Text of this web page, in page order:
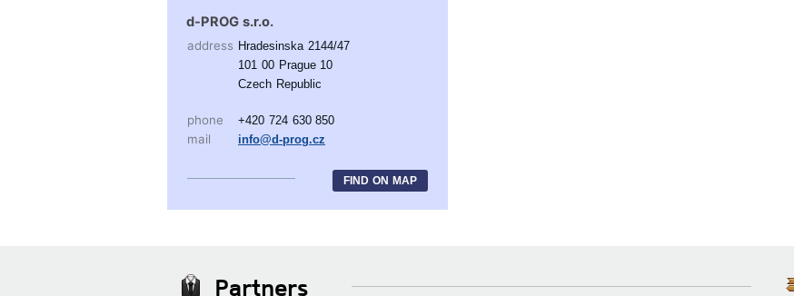
d-PROG s.r.o.
address Hradesinska 2144/47
101 00 Prague 10
Czech Republic
phone +420 724 630 850
mail info@d-prog.cz
FIND ON MAP
Partners